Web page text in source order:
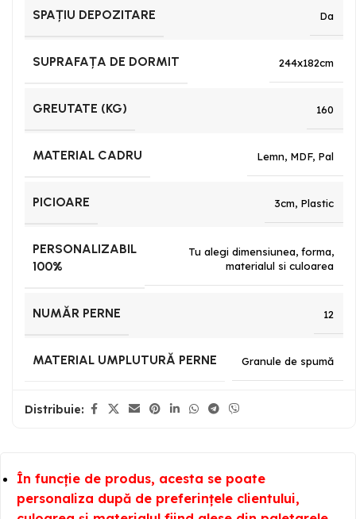
SPAȚIU DEPOZITARE Da
SUPRAFAȚA DE DORMIT 244x182cm
GREUTATE (KG) 160
MATERIAL CADRU Lemn, MDF, Pal
PICIOARE 3cm, Plastic
PERSONALIZABIL
100%
Tu alegi dimensiunea, forma,
materialul si culoarea
NUMĂR PERNE 12
MATERIAL UMPLUTURĂ PERNE Granule de spumă
Distribuie:
În funcție de produs, acesta se poate
personaliza după de preferințele clientului,